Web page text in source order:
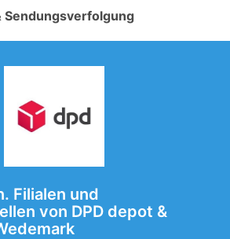
Sendungsverfolgung
Filialen und
von DPD depot &